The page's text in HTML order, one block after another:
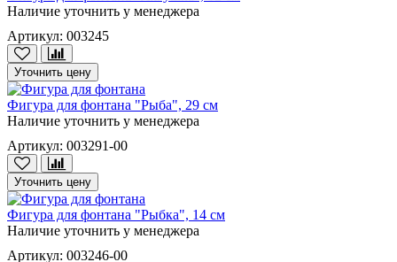
Наличие уточнить у менеджера
Артикул: 003245
Уточнить цену
Фигура для фонтана "Рыба", 29 см
Наличие уточнить у менеджера
Артикул: 003291-00
Уточнить цену
Фигура для фонтана "Рыбка", 14 см
Наличие уточнить у менеджера
Артикул: 003246-00